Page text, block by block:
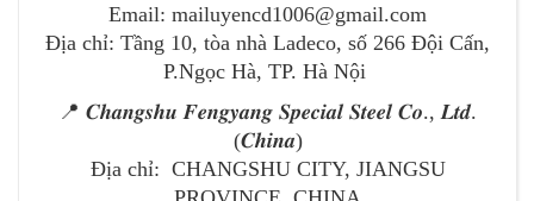
Email: mailuyencd1006@gmail.com
Địa chỉ: Tầng 10, tòa nhà Ladeco, số 266 Đội Cấn,
P.Ngọc Hà, TP. Hà Nội
📍 𝑪𝒉𝒂𝒏𝒈𝒔𝒉𝒖 𝑭𝒆𝒏𝒈𝒚𝒂𝒏𝒈 𝑺𝒑𝒆𝒄𝒊𝒂𝒍 𝑺𝒕𝒆𝒆𝒍 𝑪𝒐., 𝑳𝒕𝒅.
(𝑪𝒉𝒊𝒏𝒂)
Địa chỉ: CHANGSHU CITY, JIANGSU